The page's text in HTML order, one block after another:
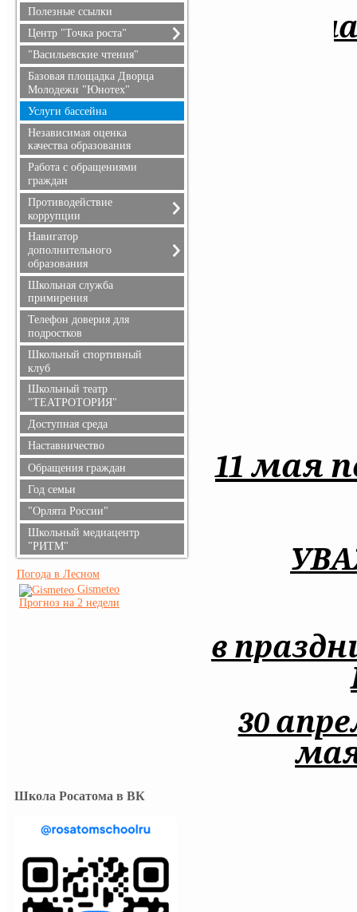
безопасность
Гражданская оборона
Полезные ссылки
Центр "Точка роста"
О центре "Точка роста"
Документы
Образовательные
программы
Педагоги
Материально-техническая
база
Мероприятия
Взаимодействие с
образовательными
организациями
Обратная связь (контакты,
социальные сети)
Достижения и результаты
обучающихся
"Васильевские чтения"
Базовая площадка Дворца
Молодежи "Юнотех"
Услуги бассейна
Независимая оценка
качества образования
Работа с обращениями
граждан
Противодействие
коррупции
Обращение руководителя
Телефоны доверия
Документы
Противодействие
коррупции
Навигатор
дополнительного
образования
Информация для родителей
Школьная служба
примирения
Телефон доверия для
подростков
Школьный спортивный
клуб
Школьный театр
"ТЕАТРОТОРИЯ"
Доступная среда
Наставничество
Обращения граждан
Год семьи
"Орлята России"
Школьный медиацентр
"РИТМ"
Погода в Лесном
Gismeteo
Прогноз на 2 недели
Школа Росатома в ВК
3
11 мая
в
30